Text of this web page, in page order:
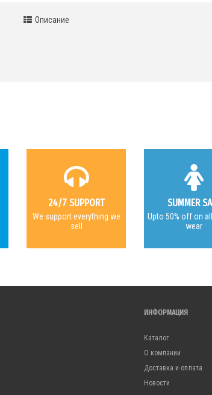
Описание
24/7 SUPPORT
We support everything we
sell
SUMMER
Upto 50% off on
wear
ИНФОРМАЦИЯ
Каталог
О компании
Доставка и оплата
Новости